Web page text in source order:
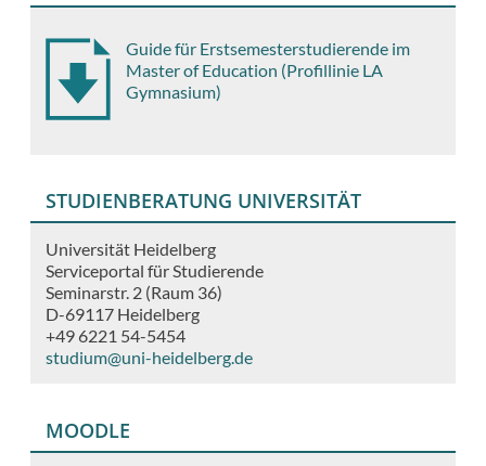
Guide für Erstsemesterstudierende im
Master of Education (Profillinie LA
Gymnasium)
STUDIENBERATUNG UNIVERSITÄT
Universität Heidelberg
Serviceportal für Studierende
Seminarstr. 2 (Raum 36)
D-69117 Heidelberg
+49 6221 54-5454
studium@uni-heidelberg.de
MOODLE